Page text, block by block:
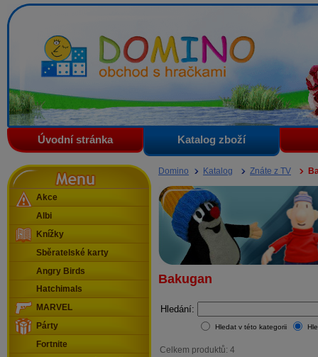
Domino - obchod s hračkami
Úvodní stránka Katalog zboží
Domino Katalog Znáte z TV
Bakugan
Hledání:
Hledat v této kategorii
Celkem produktů: 4
Menu
Akce
Albi
Knížky
Sběratelské karty
Angry Birds
Hatchimals
MARVEL
Párty
Fortnite